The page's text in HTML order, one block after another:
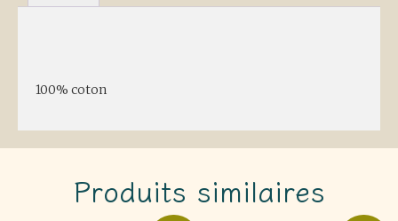
100% coton
Produits similaires